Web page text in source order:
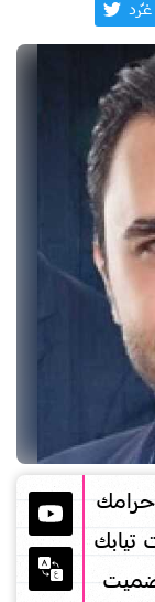
غـّرد
تيابك
ضميت